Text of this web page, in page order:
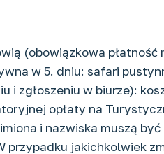
(obowiązkowa
w 5. dniu: safari
i zgłoszeniu w biurze):
opłaty na
i nazwiska muszą
przypadku jakichkolwiek